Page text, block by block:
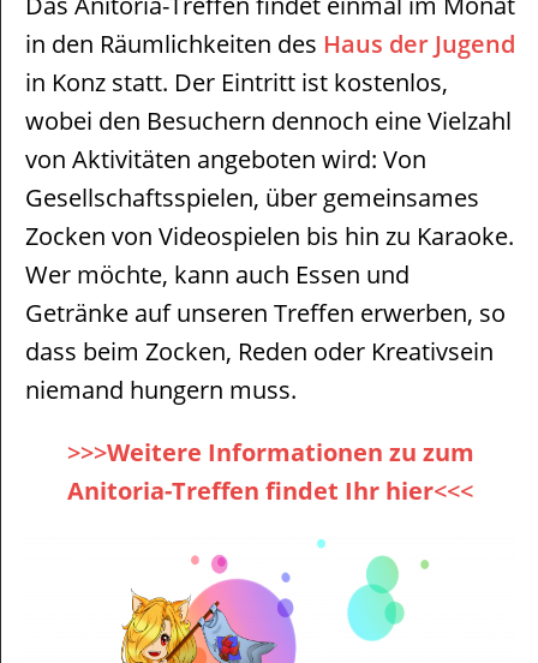
in den Räumlichkeiten des Haus der Jugend
in Konz statt. Der Eintritt ist kostenlos,
wobei den Besuchern dennoch eine Vielzahl
von Aktivitäten angeboten wird: Von
Gesellschaftsspielen, über gemeinsames
Zocken von Videospielen bis hin zu Karaoke.
Wer möchte, kann auch Essen und
Getränke auf unseren Treffen erwerben, so
dass beim Zocken, Reden oder Kreativsein
niemand hungern muss.
>>>Weitere Informationen zu zum
Anitoria-Treffen findet Ihr hier<<<